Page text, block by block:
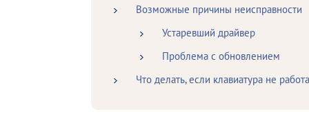
Возможные причины неисправности
Устаревший драйвер
Проблема с обновлением
Что делать, если клавиатура не